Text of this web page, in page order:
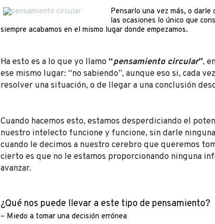
Pensarlo una vez más, o
las ocasiones lo único que
siempre acabamos en el mismo lugar donde empezamos.
Ha esto es a lo que yo llamo “pensamiento circular”,
ese mismo lugar: “no sabiendo”, aunque eso si, cada
resolver una situación, o de llegar a una conclusión
Cuando hacemos esto, estamos desperdiciando el
nuestro intelecto funcione y funcione, sin darle
cuando le decimos a nuestro cerebro que queremos
cierto es que no le estamos proporcionando ninguna
avanzar.
¿Qué nos puede llevar a este tipo de pensamiento?
– Miedo a tomar una decisión errónea